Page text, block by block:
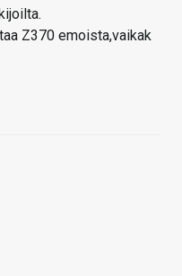
Z370 emoista,vaikak